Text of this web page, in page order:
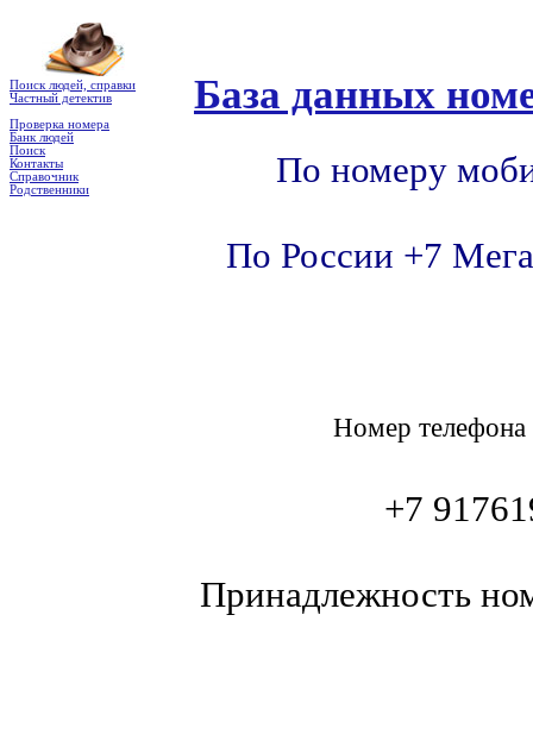
Поиск людей, справки
Частный детектив
Проверка номера
Банк людей
Поиск
Контакты
Справочник
Родственники
База данных
По номеру
По России +7
Номер
+7
Принадлежность